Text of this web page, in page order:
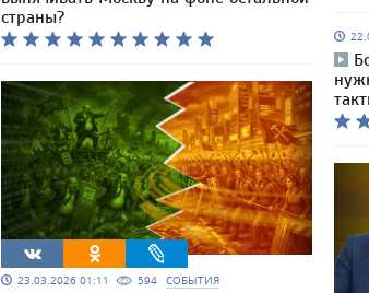
страны?
23.03.2026 01:11 594 СОБЫТИЯ